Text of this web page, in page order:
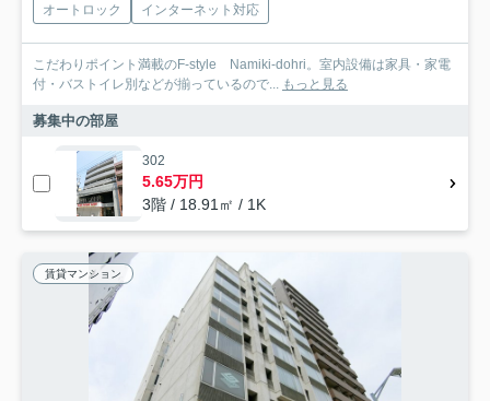
オートロック インターネット対応
こだわりポイント満載のF-style Namiki-dohri。室内設備は家具・家電
付・バストイレ別などが揃っているので... もっと見る
募集中の部屋
302
5.65万円
3階 / 18.91㎡ / 1K
賃貸マンション